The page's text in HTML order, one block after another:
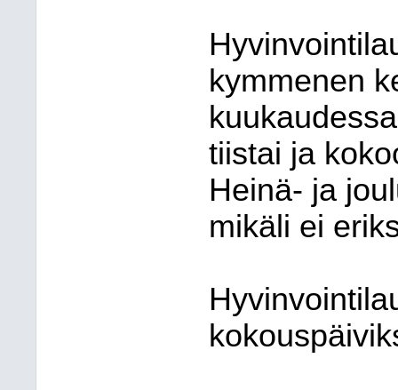
kymmenen
tiistai ja
Heinä- ja
mikäli ei